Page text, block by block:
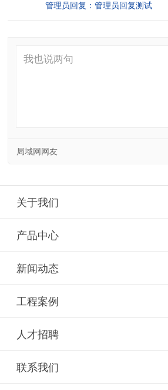
管理员回复：管理员回复测试
局域网网友
关于我们
产品中心
新闻动态
工程案例
人才招聘
联系我们